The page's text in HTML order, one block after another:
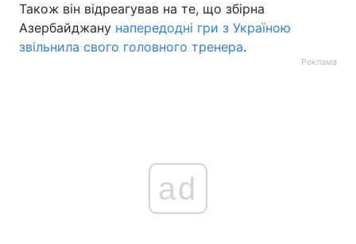
Також він відреагував на те, що збірна
Азербайджану напередодні гри з Україною
звільнила свого головного тренера.
Реклама
ad